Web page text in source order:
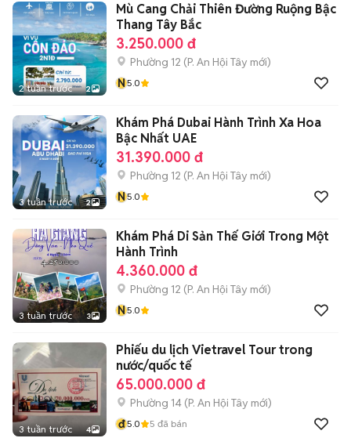
2 tuần trước 2
Mù Cang Chải Thiên Đường Ruộng Bậc
Thang Tây Bắc
3.250.000 đ
Phường 12 (P. An Hội Tây mới)
N5.0
3 tuần trước 2
Khám Phá Dubai Hành Trình Xa Hoa
Bậc Nhất UAE
31.390.000 đ
Phường 12 (P. An Hội Tây mới)
N5.0
3 tuần trước 3
Khám Phá Di Sản Thế Giới Trong Một
Hành Trình
4.360.000 đ
Phường 12 (P. An Hội Tây mới)
N5.0
3 tuần trước 4
Phiếu du lịch Vietravel Tour trong
nước/quốc tế
65.000.000 đ
Phường 14 (P. An Hội Tây mới)
đ5.0 5 đã bán